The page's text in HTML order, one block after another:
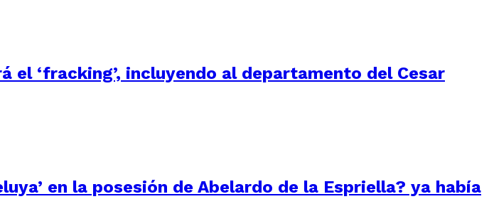
‘fracking’, incluyendo al departamento del Cesar
en la posesión de Abelardo de la Espriella? ya había